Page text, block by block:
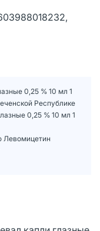
0,25 % 10 мл 1
Республике
0,25 % 10 мл 1
Левомицетин